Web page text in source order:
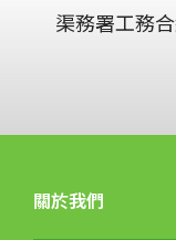
渠務署工務
關於我們